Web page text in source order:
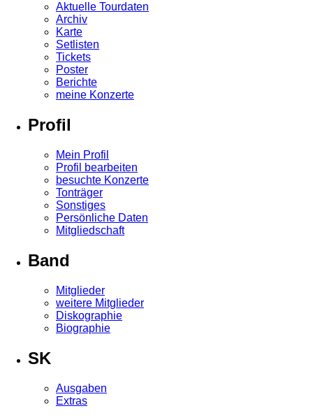
Aktuelle Tourdaten
Archiv
Karte
Setlisten
Tickets
Poster
Berichte
meine Konzerte
Profil
Mein Profil
Profil bearbeiten
besuchte Konzerte
Tonträger
Sonstiges
Persönliche Daten
Mitgliedschaft
Band
Mitglieder
weitere Mitglieder
Diskographie
Biographie
SK
Ausgaben
Extras